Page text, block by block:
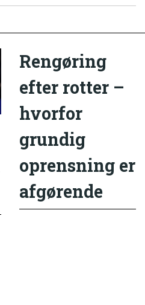
Rengøring
efter rotter –
hvorfor
grundig
oprensning er
afgørende